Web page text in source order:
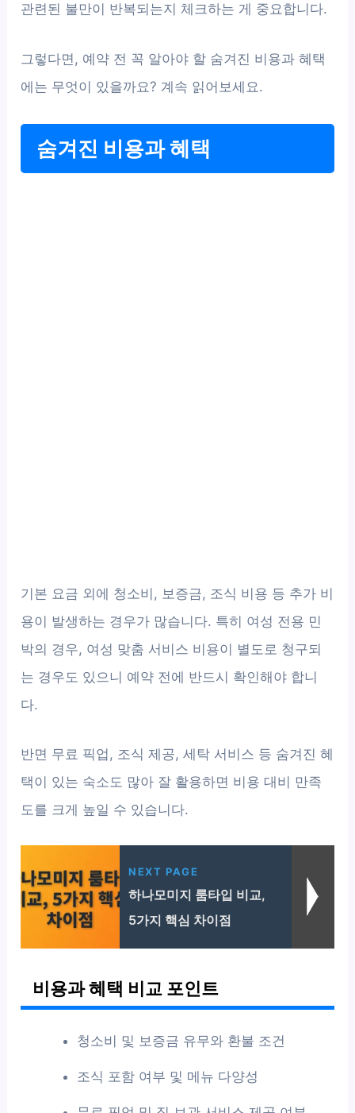
관련된 불만이 반복되는지 체크하는 게 중요합니다.
그렇다면, 예약 전 꼭 알아야 할 숨겨진 비용과 혜택
에는 무엇이 있을까요? 계속 읽어보세요.
숨겨진 비용과 혜택
기본 요금 외에 청소비, 보증금, 조식 비용 등 추가 비
용이 발생하는 경우가 많습니다. 특히 여성 전용 민
박의 경우, 여성 맞춤 서비스 비용이 별도로 청구되
는 경우도 있으니 예약 전에 반드시 확인해야 합니
다.
반면 무료 픽업, 조식 제공, 세탁 서비스 등 숨겨진 혜
택이 있는 숙소도 많아 잘 활용하면 비용 대비 만족
도를 크게 높일 수 있습니다.
NEXT PAGE
하나모미지 룸타입 비교,
5가지 핵심 차이점
비용과 혜택 비교 포인트
청소비 및 보증금 유무와 환불 조건
조식 포함 여부 및 메뉴 다양성